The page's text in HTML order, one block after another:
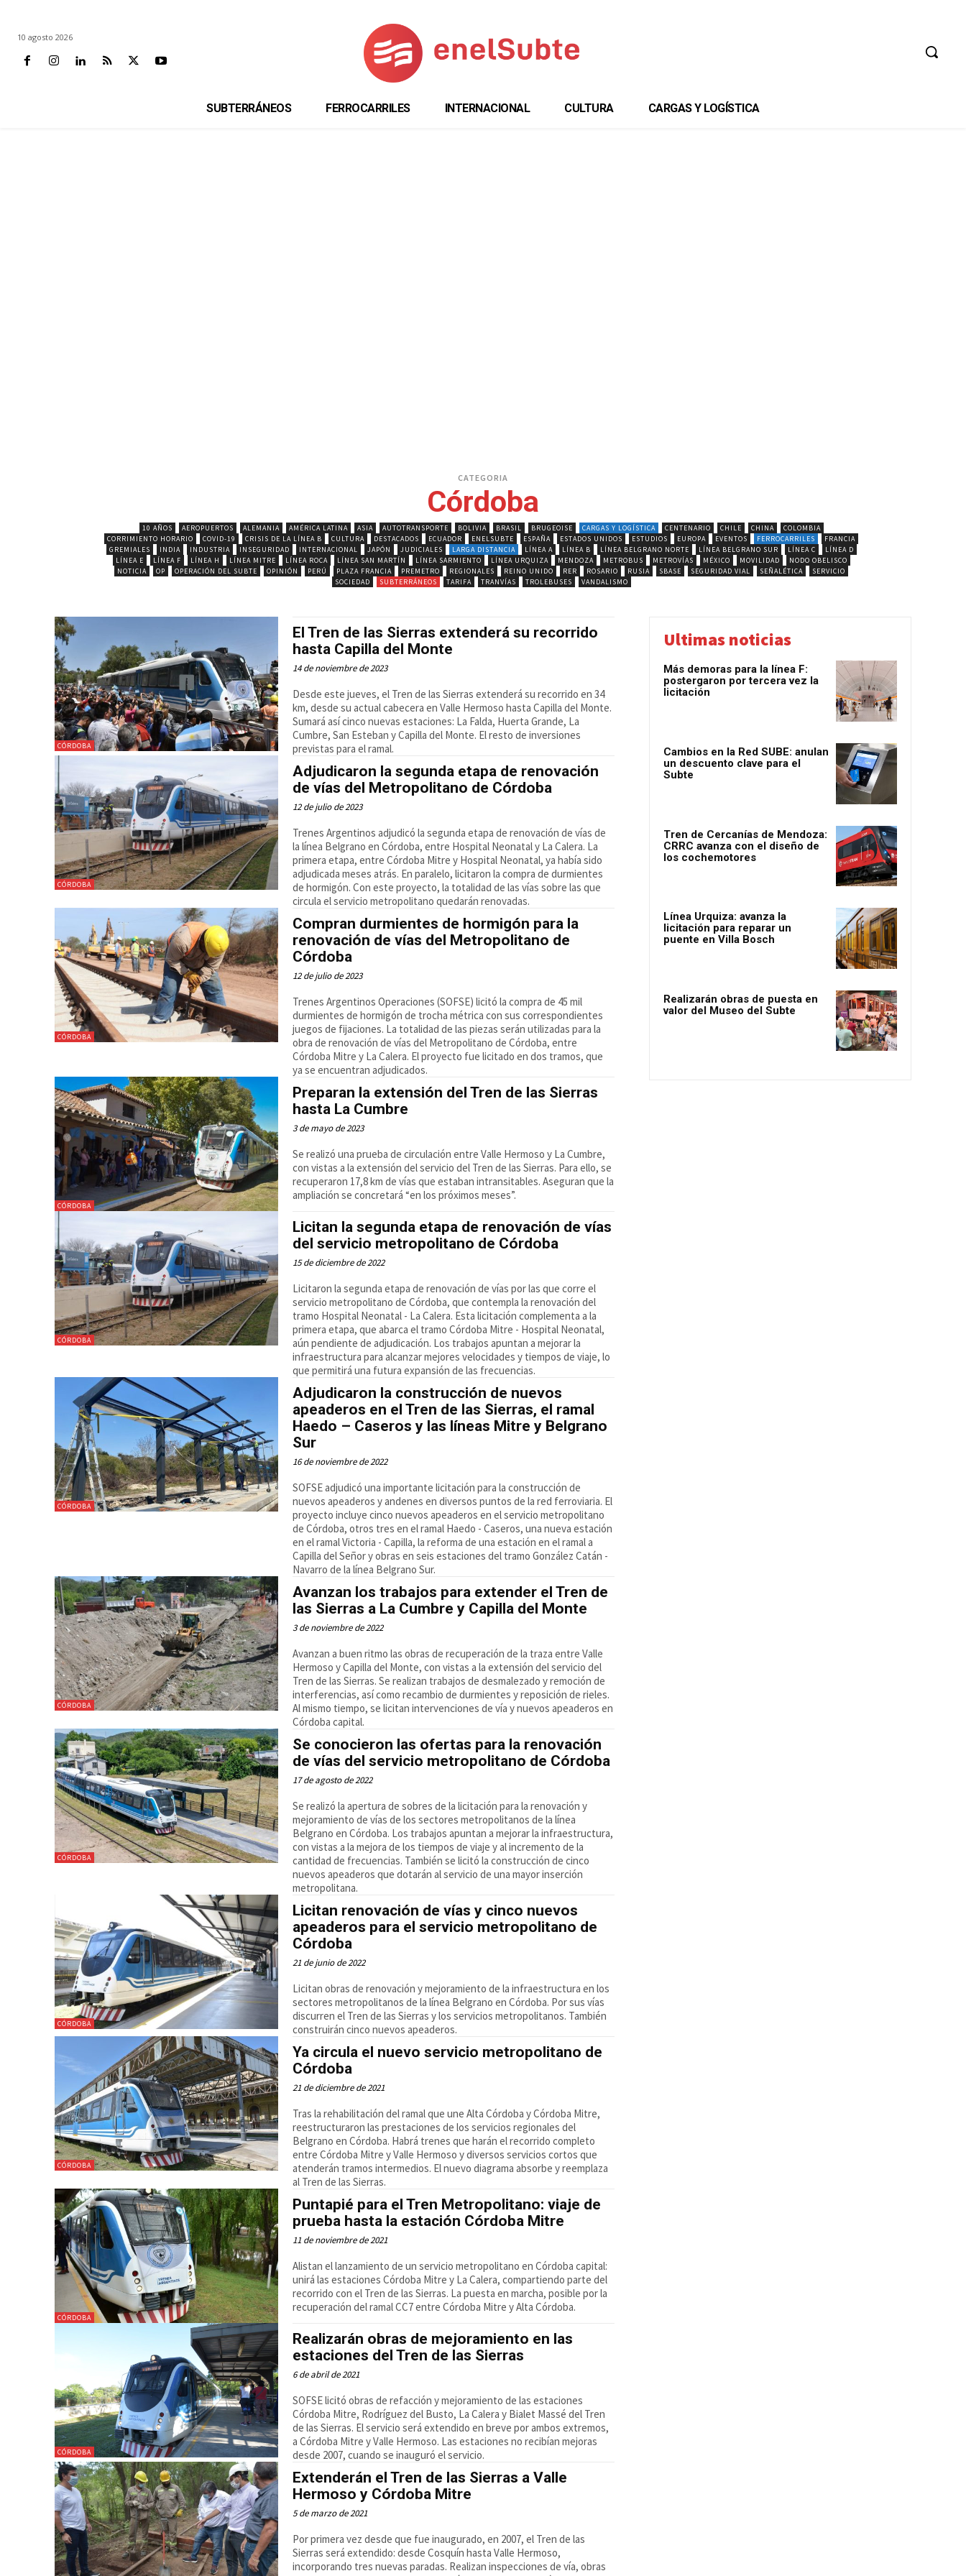
10 agosto 2026
SUBTERRÁNEOS FERROCARRILES INTERNACIONAL CULTURA CARGAS Y LOGÍSTICA
CATEGORIA
Córdoba
10 AÑOS AEROPUERTOS ALEMANIA AMÉRICA LATINA ASIA AUTOTRANSPORTE BOLIVIA BRASIL BRUGEOISE CARGAS Y LOGÍSTICA CENTENARIO CHILE CHINA
COLOMBIA
CORRIMIENTO HORARIO
COVID-19 CRISIS DE LA LÍNEA B CULTURA DESTACADOS ECUADOR ENELSUBTE ESPAÑA ESTADOS UNIDOS ESTUDIOS EUROPA EVENTOS FERROCARRILES
FRANCIA
GREMIALES
INDIA INDUSTRIA INSEGURIDAD INTERNACIONAL JAPÓN JUDICIALES LARGA DISTANCIA LÍNEA A LÍNEA B LÍNEA BELGRANO NORTE LÍNEA BELGRANO SUR LÍNEA C
LÍNEA D
LÍNEA E
LÍNEA F LÍNEA H LÍNEA MITRE LÍNEA ROCA LÍNEA SAN MARTÍN LÍNEA SARMIENTO LÍNEA URQUIZA MENDOZA METROBUS METROVÍAS MÉXICO MOVILIDAD
NODO OBELISCO
NOTICIA
OP OPERACIÓN DEL SUBTE OPINIÓN PERÚ PLAZA FRANCIA PREMETRO REGIONALES REINO UNIDO RER ROSARIO RUSIA SBASE SEGURIDAD VIAL SEÑALÉTICA
SERVICIO
SOCIEDAD
SUBTERRÁNEOS TARIFA TRANVÍAS TROLEBUSES VANDALISMO
CÓRDOBA
El Tren de las Sierras extenderá su recorrido
hasta Capilla del Monte
14 de noviembre de 2023
Desde este jueves, el Tren de las Sierras extenderá su recorrido en 34
km, desde su actual cabecera en Valle Hermoso hasta Capilla del Monte.
Sumará así cinco nuevas estaciones: La Falda, Huerta Grande, La
Cumbre, San Esteban y Capilla del Monte. El resto de inversiones
previstas para el ramal.
CÓRDOBA
Adjudicaron la segunda etapa de renovación
de vías del Metropolitano de Córdoba
12 de julio de 2023
Trenes Argentinos adjudicó la segunda etapa de renovación de vías de
la línea Belgrano en Córdoba, entre Hospital Neonatal y La Calera. La
primera etapa, entre Córdoba Mitre y Hospital Neonatal, ya había sido
adjudicada meses atrás. En paralelo, licitaron la compra de durmientes
de hormigón. Con este proyecto, la totalidad de las vías sobre las que
circula el servicio metropolitano quedarán renovadas.
CÓRDOBA
Compran durmientes de hormigón para la
renovación de vías del Metropolitano de
Córdoba
12 de julio de 2023
Trenes Argentinos Operaciones (SOFSE) licitó la compra de 45 mil
durmientes de hormigón de trocha métrica con sus correspondientes
juegos de fijaciones. La totalidad de las piezas serán utilizadas para la
obra de renovación de vías del Metropolitano de Córdoba, entre
Córdoba Mitre y La Calera. El proyecto fue licitado en dos tramos, que
ya se encuentran adjudicados.
CÓRDOBA
Preparan la extensión del Tren de las Sierras
hasta La Cumbre
3 de mayo de 2023
Se realizó una prueba de circulación entre Valle Hermoso y La Cumbre,
con vistas a la extensión del servicio del Tren de las Sierras. Para ello, se
recuperaron 17,8 km de vías que estaban intransitables. Aseguran que la
ampliación se concretará “en los próximos meses”.
CÓRDOBA
Licitan la segunda etapa de renovación de vías
del servicio metropolitano de Córdoba
15 de diciembre de 2022
Licitaron la segunda etapa de renovación de vías por las que corre el
servicio metropolitano de Córdoba, que contempla la renovación del
tramo Hospital Neonatal - La Calera. Esta licitación complementa a la
primera etapa, que abarca el tramo Córdoba Mitre - Hospital Neonatal,
aún pendiente de adjudicación. Los trabajos apuntan a mejorar la
infraestructura para alcanzar mejores velocidades y tiempos de viaje, lo
que permitirá una futura expansión de las frecuencias.
CÓRDOBA
Adjudicaron la construcción de nuevos
apeaderos en el Tren de las Sierras, el ramal
Haedo – Caseros y las líneas Mitre y Belgrano
Sur
16 de noviembre de 2022
SOFSE adjudicó una importante licitación para la construcción de
nuevos apeaderos y andenes en diversos puntos de la red ferroviaria. El
proyecto incluye cinco nuevos apeaderos en el servicio metropolitano
de Córdoba, otros tres en el ramal Haedo - Caseros, una nueva estación
en el ramal Victoria - Capilla, la reforma de una estación en el ramal a
Capilla del Señor y obras en seis estaciones del tramo González Catán -
Navarro de la línea Belgrano Sur.
CÓRDOBA
Avanzan los trabajos para extender el Tren de
las Sierras a La Cumbre y Capilla del Monte
3 de noviembre de 2022
Avanzan a buen ritmo las obras de recuperación de la traza entre Valle
Hermoso y Capilla del Monte, con vistas a la extensión del servicio del
Tren de las Sierras. Se realizan trabajos de desmalezado y remoción de
interferencias, así como recambio de durmientes y reposición de rieles.
Al mismo tiempo, se licitan intervenciones de vía y nuevos apeaderos en
Córdoba capital.
CÓRDOBA
Se conocieron las ofertas para la renovación
de vías del servicio metropolitano de Córdoba
17 de agosto de 2022
Se realizó la apertura de sobres de la licitación para la renovación y
mejoramiento de vías de los sectores metropolitanos de la línea
Belgrano en Córdoba. Los trabajos apuntan a mejorar la infraestructura,
con vistas a la mejora de los tiempos de viaje y al incremento de la
cantidad de frecuencias. También se licitó la construcción de cinco
nuevos apeaderos que dotarán al servicio de una mayor inserción
metropolitana.
CÓRDOBA
Licitan renovación de vías y cinco nuevos
apeaderos para el servicio metropolitano de
Córdoba
21 de junio de 2022
Licitan obras de renovación y mejoramiento de la infraestructura en los
sectores metropolitanos de la línea Belgrano en Córdoba. Por sus vías
discurren el Tren de las Sierras y los servicios metropolitanos. También
construirán cinco nuevos apeaderos.
CÓRDOBA
Ya circula el nuevo servicio metropolitano de
Córdoba
21 de diciembre de 2021
Tras la rehabilitación del ramal que une Alta Córdoba y Córdoba Mitre,
reestructuraron las prestaciones de los servicios regionales del
Belgrano en Córdoba. Habrá trenes que harán el recorrido completo
entre Córdoba Mitre y Valle Hermoso y diversos servicios cortos que
atenderán tramos intermedios. El nuevo diagrama absorbe y reemplaza
al Tren de las Sierras.
CÓRDOBA
Puntapié para el Tren Metropolitano: viaje de
prueba hasta la estación Córdoba Mitre
11 de noviembre de 2021
Alistan el lanzamiento de un servicio metropolitano en Córdoba capital:
unirá las estaciones Córdoba Mitre y La Calera, compartiendo parte del
recorrido con el Tren de las Sierras. La puesta en marcha, posible por la
recuperación del ramal CC7 entre Córdoba Mitre y Alta Córdoba.
CÓRDOBA
Realizarán obras de mejoramiento en las
estaciones del Tren de las Sierras
6 de abril de 2021
SOFSE licitó obras de refacción y mejoramiento de las estaciones
Córdoba Mitre, Rodríguez del Busto, La Calera y Bialet Massé del Tren
de las Sierras. El servicio será extendido en breve por ambos extremos,
a Córdoba Mitre y Valle Hermoso. Las estaciones no recibían mejoras
desde 2007, cuando se inauguró el servicio.
Extenderán el Tren de las Sierras a Valle
Hermoso y Córdoba Mitre
5 de marzo de 2021
Por primera vez desde que fue inaugurado, en 2007, el Tren de las
Sierras será extendido: desde Cosquín hasta Valle Hermoso,
incorporando tres nuevas paradas. Realizan inspecciones de vía, obras
Ultimas noticias
Más demoras para la línea F:
postergaron por tercera vez la
licitación
Cambios en la Red SUBE: anulan
un descuento clave para el
Subte
Tren de Cercanías de Mendoza:
CRRC avanza con el diseño de
los cochemotores
Línea Urquiza: avanza la
licitación para reparar un
puente en Villa Bosch
Realizarán obras de puesta en
valor del Museo del Subte